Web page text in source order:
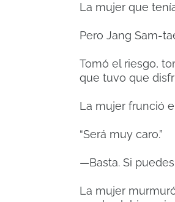
La mujer que
Pero Jang Sam-
Tomó el riesgo,
que tuvo que
La mujer frunció
“Será muy caro.”
—Basta. Si
La mujer